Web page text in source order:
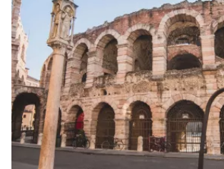
Weiter mit E-Mail